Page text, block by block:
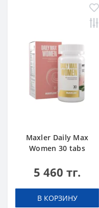
Maxler Daily Max
Women 30 tabs
5 460 тг.
В КОРЗИНУ